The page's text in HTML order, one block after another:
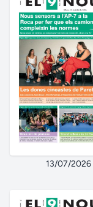
13/07/2026